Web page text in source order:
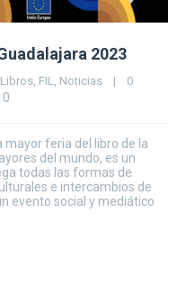
2023
FIL Noticias |
0
0
mayor feria del libro de la
del mundo, es un
todas las formas de
e intercambios de
evento social y mediático